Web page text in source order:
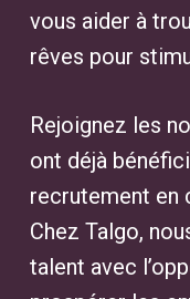
vous aider à
rêves pour
Rejoignez les
ont déjà
recrutement en
Chez Talgo,
talent avec